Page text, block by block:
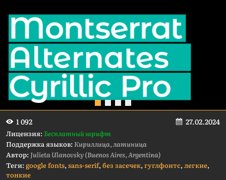
1 092 27.02.2024
Лицензия: Бесплатный шрифт
Поддержка языков: Кириллица, латиница
Автор: Julieta Ulanovsky (Buenos Aires, Argentina)
Теги:google fonts, sans-serif, без засечек, гуглфонтс, легкие,
тонкие